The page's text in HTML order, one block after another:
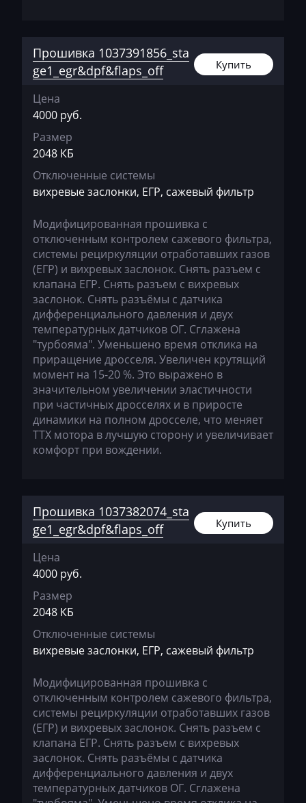
Kato
Keestrack
Kenworth
Kia
KingLong
Kioti
Kleemann
Kobelco
Kohler
Komatsu
Konecranes
Kramer
Krone
Kubota
Lancia
Land Rover
LDV
Lexus
Liebherr
Lifan
Lincoln
Linde
LinkBelt
LiuGong
Logset
LS
Luxgen
Прошивка 1037391856_sta
ge1_egr&dpf&flaps_off
Купить
Цена
4000 руб.
Размер
2048 КБ
Отключенные системы
вихревые заслонки, ЕГР, сажевый фильтр
Модифицированная прошивка c
отключенным контролем сажевого фильтра,
системы рециркуляции отработавших газов
(ЕГР) и вихревых заслонок. Снять разъем с
клапана ЕГР. Снять разъем с вихревых
заслонок. Снять разъёмы с датчика
дифференциального давления и двух
температурных датчиков ОГ. Сглажена
"турбояма". Уменьшено время отклика на
приращение дросселя. Увеличен крутящий
момент на 15-20 %. Это выражено в
значительном увеличении эластичности
при частичных дросселях и в приросте
динамики на полном дросселе, что меняет
ТТХ мотора в лучшую сторону и увеличивает
комфорт при вождении.
Прошивка 1037382074_sta
ge1_egr&dpf&flaps_off
Купить
Цена
4000 руб.
Размер
2048 КБ
Отключенные системы
вихревые заслонки, ЕГР, сажевый фильтр
Модифицированная прошивка c
отключенным контролем сажевого фильтра,
системы рециркуляции отработавших газов
(ЕГР) и вихревых заслонок. Снять разъем с
клапана ЕГР. Снять разъем с вихревых
заслонок. Снять разъёмы с датчика
дифференциального давления и двух
температурных датчиков ОГ. Сглажена